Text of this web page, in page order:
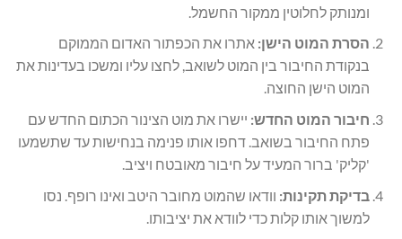
ומנותק לחלוטין ממקור החשמל.
הסרת המוט הישן: אתרו את הכפתור האדום הממוקם
בנקודת החיבור בין המוט לשואב, לחצו עליו ומשכו בעדינות את
המוט הישן החוצה.
חיבור המוט החדש: יישרו את מוט הצינור הכתום החדש עם
פתח החיבור בשואב. דחפו אותו פנימה בנחישות עד שתשמעו
'קליק' ברור המעיד על חיבור מאובטח ויציב.
בדיקת תקינות: וודאו שהמוט מחובר היטב ואינו רופף. נסו
למשוך אותו קלות כדי לוודא את יציבותו.